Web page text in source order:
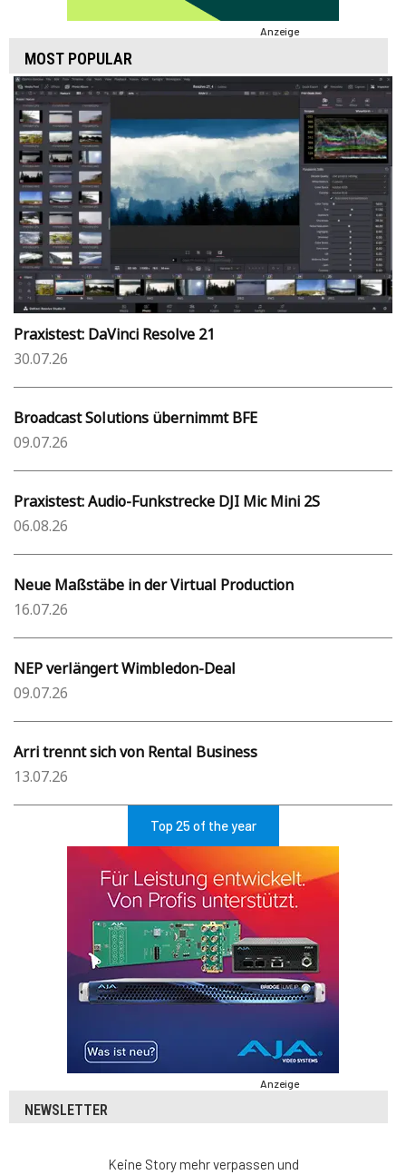
Anzeige
MOST POPULAR
Praxistest: DaVinci Resolve 21
30.07.26
Broadcast Solutions übernimmt BFE
09.07.26
Praxistest: Audio-Funkstrecke DJI Mic Mini 2S
06.08.26
Neue Maßstäbe in der Virtual Production
16.07.26
NEP verlängert Wimbledon-Deal
09.07.26
Arri trennt sich von Rental Business
13.07.26
Top 25 of the year
Anzeige
NEWSLETTER
Keine Story mehr verpassen und